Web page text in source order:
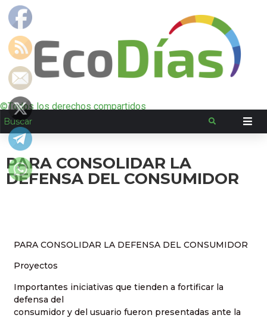
©Todos los derechos compartidos
PARA CONSOLIDAR LA
DEFENSA DEL CONSUMIDOR
PARA CONSOLIDAR LA DEFENSA DEL CONSUMIDOR
Proyectos
Importantes iniciativas que tienden a fortificar la
defensa del
consumidor y del usuario fueron presentadas ante la